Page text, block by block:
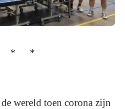
* *
wereld toen corona zijn